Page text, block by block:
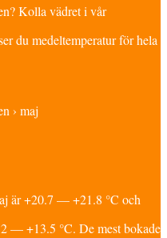
Kolla vädret i vår
du medeltemperatur för hela
› maj
är +20.7 — +21.8 °C och
— +13.5 °C. De mest bokade